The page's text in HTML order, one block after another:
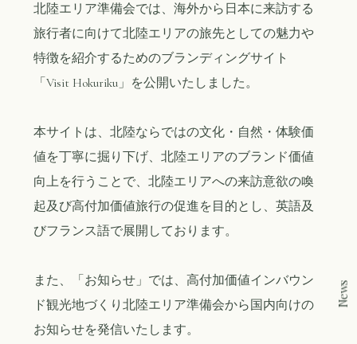
News
北陸エリア準備会では、海外から日本に来訪する
旅行者に向けて北陸エリアの旅先としての魅力や
特徴を紹介するためのブランディングサイト
「Visit Hokuriku」を公開いたしました。
本サイトは、北陸ならではの文化・自然・体験価
値を丁寧に掘り下げ、北陸エリアのブランド価値
向上を行うことで、北陸エリアへの来訪意欲の喚
起及び高付加価値旅行の促進を目的とし、英語及
びフランス語で展開しております。
また、「お知らせ」では、高付加価値インバウン
ド観光地づくり北陸エリア準備会から国内向けの
お知らせを発信いたします。